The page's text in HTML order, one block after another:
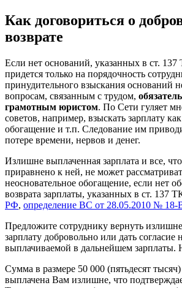
Как договориться о
возврате
Если нет оснований, указанных в ст. 137
придется только на порядочность
принудительного взыскания оснований
вопросам, связанным с трудом,
грамотным юристом. По Сети гуляет
советов, например, взыскать зарплату
обогащение и т.п. Следование им
потере времени, нервов и денег.
Излишне выплаченная зарплата и все,
приравнено к ней, не может
неосновательное обогащение, если нет
возврата зарплаты, указанных в ст. 137
РФ, определение ВС от 28.05.2010 № 18-
Предложите сотруднику вернуть
зарплату добровольно или дать согласие
выплачиваемой в дальнейшем зарплаты.
Сумма в размере 50 000 (пятьдесят
выплачена Вам излишне, что